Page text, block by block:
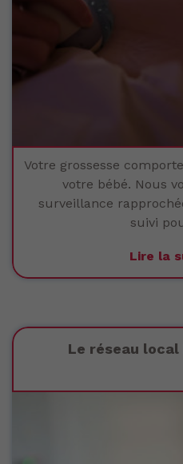
Votre grossesse
votre bébé. Nous
surveillance
suivi
Lire la
Le réseau